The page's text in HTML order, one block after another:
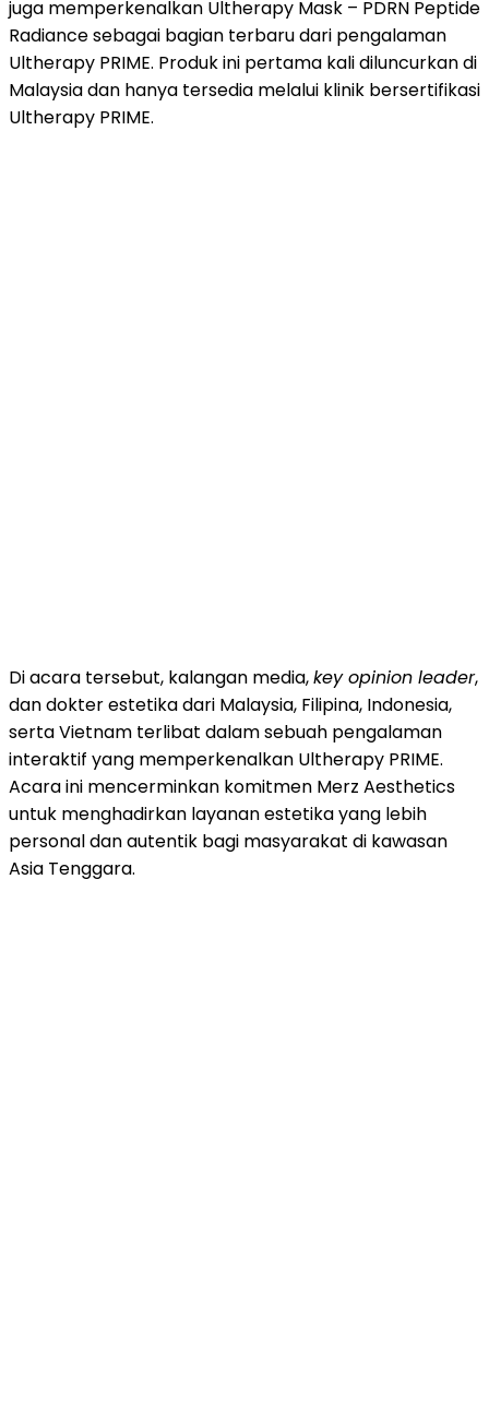
juga memperkenalkan Ultherapy Mask – PDRN Peptide
Radiance sebagai bagian terbaru dari pengalaman
Ultherapy PRIME. Produk ini pertama kali diluncurkan di
Malaysia dan hanya tersedia melalui klinik bersertifikasi
Ultherapy PRIME.
Di acara tersebut, kalangan media,key opinion leader,
dan dokter estetika dari Malaysia, Filipina, Indonesia,
serta Vietnam terlibat dalam sebuah pengalaman
interaktif yang memperkenalkan Ultherapy PRIME.
Acara ini mencerminkan komitmen Merz Aesthetics
untuk menghadirkan layanan estetika yang lebih
personal dan autentik bagi masyarakat di kawasan
Asia Tenggara.